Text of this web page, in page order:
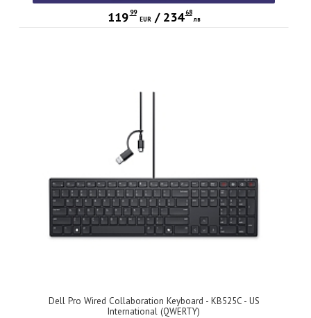
119 99
EUR/ 234 68
лв
Dell Pro Wired Collaboration Keyboard - KB525C - US
International (QWERTY)